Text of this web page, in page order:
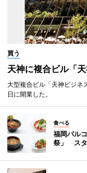
買う
天神に複合ビル「
大型複合ビル「天神ビジネ
日に開業した。
食べる
福岡パル
祭」 スタ